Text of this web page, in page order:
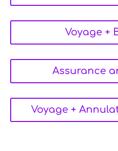
Voyage +
Assurance
Voyage +